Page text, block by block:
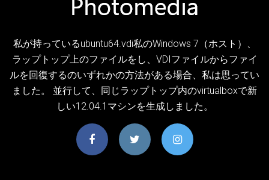
私が持っているubuntu64.vdi私のWindows 7（ホスト）、
ラップトップ上のファイルをし、VDIファイルからファイ
ルを回復するのいずれかの方法がある場合、私は思ってい
ました。 並行して、同じラップトップ内のvirtualboxで新
しい12.04.1マシンを生成しました。